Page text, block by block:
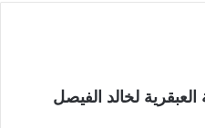
لخالد الفيصل